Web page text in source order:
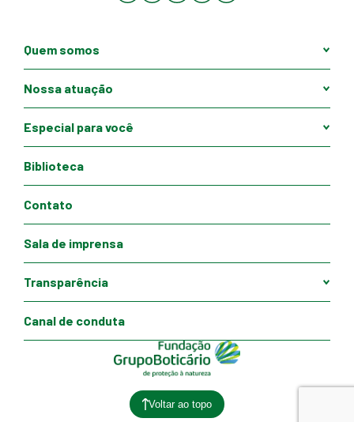
Quem somos
Nossa atuação
Especial para você
Biblioteca
Contato
Sala de imprensa
Transparência
Canal de conduta
Voltar ao topo